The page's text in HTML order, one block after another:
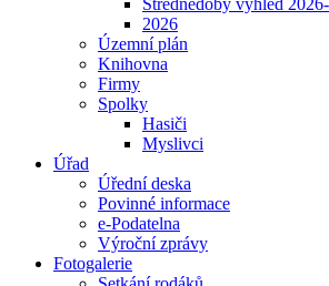
Střednědobý výhled
2026
Územní plán
Knihovna
Firmy
Spolky
Hasiči
Myslivci
Úřad
Úřední deska
Povinné informace
e-Podatelna
Výroční zprávy
Fotogalerie